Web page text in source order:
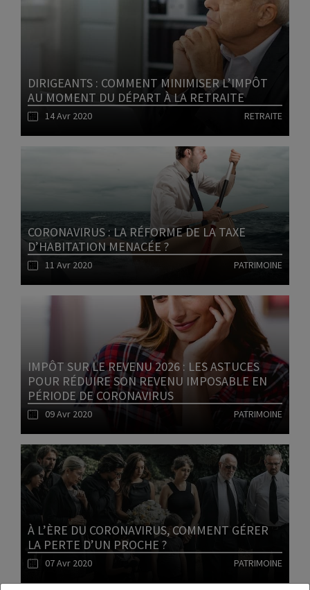
Lire l'article
DIRIGEANTS : COMMENT MINIMISER L’IMPÔT
AU MOMENT DU DÉPART À LA RETRAITE
14 Avr 2020 RETRAITE
Lire l'article
CORONAVIRUS : LA RÉFORME DE LA TAXE
D’HABITATION MENACÉE ?
11 Avr 2020 PATRIMOINE
Lire l'article
IMPÔT SUR LE REVENU 2026 : LES ASTUCES
POUR RÉDUIRE SON REVENU IMPOSABLE EN
PÉRIODE DE CORONAVIRUS
09 Avr 2020 PATRIMOINE
Lire l'article
À L’ÈRE DU CORONAVIRUS, COMMENT GÉRER
LA PERTE D’UN PROCHE ?
07 Avr 2020 PATRIMOINE